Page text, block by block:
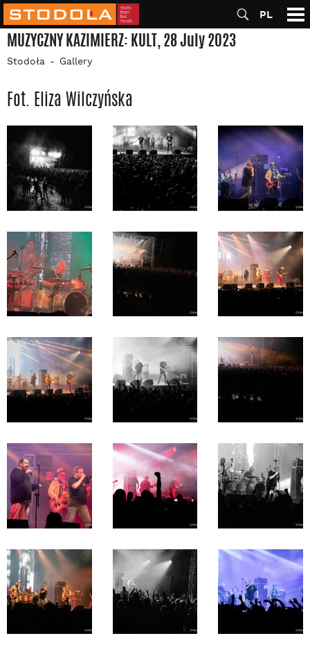
PL
MUZYCZNY KAZIMIERZ: KULT, 28 July 2023
Stodoła Gallery
Fot. Eliza Wilczyńska